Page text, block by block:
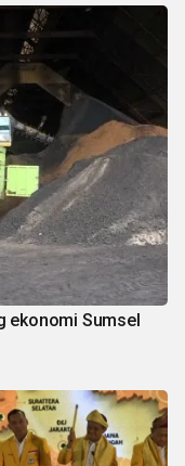
ekonomi Sumsel